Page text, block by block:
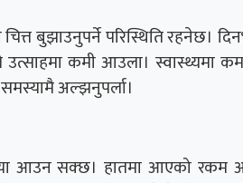
बुझाउनुपर्ने परिस्थिति रहनेछ।
कमी आउला। स्वास्थ्यमा
अल्झनुपर्ला।
आउन सक्छ। हातमा आएको रकम